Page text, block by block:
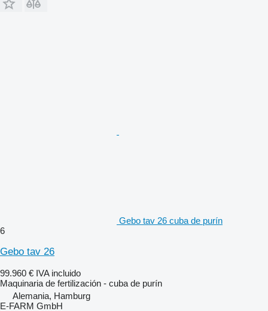
Gebo tav 26 cuba de purín
6
Gebo tav 26
99.960 € IVA incluido
Maquinaria de fertilización - cuba de purín
Alemania, Hamburg
E-FARM GmbH